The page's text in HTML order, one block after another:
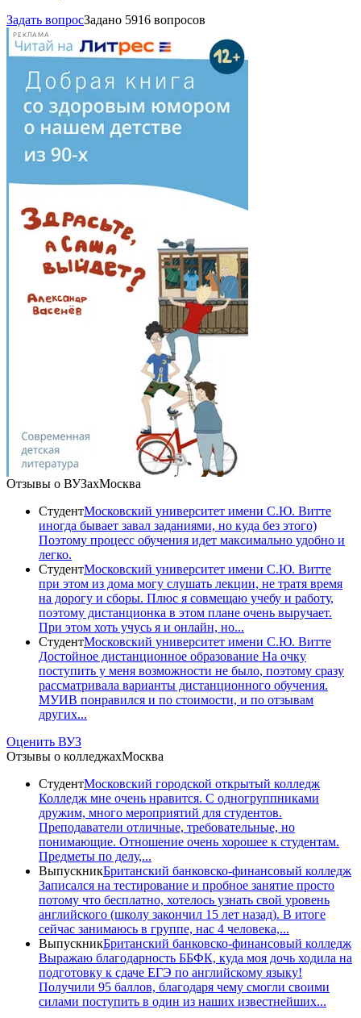
Задать вопросЗадано 5916 вопросов
РЕКЛАМА
Отзывы о ВУЗахМосква
СтудентМосковский университет имени С.Ю. Витте
иногда бывает завал заданиями, но куда без этого)
Поэтому процесс обучения идет максимально удобно и
легко.
СтудентМосковский университет имени С.Ю. Витте
при этом из дома могу слушать лекции, не тратя время
на дорогу и сборы. Плюс я совмещаю учебу и работу,
поэтому дистанционка в этом плане очень выручает.
При этом хоть учусь я и онлайн, но...
СтудентМосковский университет имени С.Ю. Витте
Достойное дистанционное образование На очку
поступить у меня возможности не было, поэтому сразу
рассматривала варианты дистанционного обучения.
МУИВ понравился и по стоимости, и по отзывам
других...
Оценить ВУЗ
Отзывы о колледжахМосква
СтудентМосковский городской открытый колледж
Колледж мне очень нравится. С одногруппниками
дружим, много мероприятий для студентов.
Преподаватели отличные, требовательные, но
понимающие. Отношение очень хорошее к студентам.
Предметы по делу,...
ВыпускникБританский банковско-финансовый колледж
Записался на тестирование и пробное занятие просто
потому что бесплатно, хотелось узнать свой уровень
английского (школу закончил 15 лет назад). В итоге
сейчас занимаюсь в группе, нас 4 человека,...
ВыпускникБританский банковско-финансовый колледж
Выражаю благодарность ББФК, куда моя дочь ходила на
подготовку к сдаче ЕГЭ по английскому языку!
Получили 95 баллов, благодаря чему смогли своими
силами поступить в один из наших известнейших...